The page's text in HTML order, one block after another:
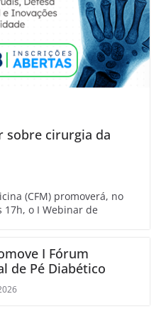
sobre cirurgia da
(CFM) promoverá, no
17h, o I Webinar de
I Fórum
de Pé Diabético